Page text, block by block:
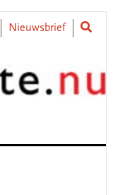
Nieuwsbrief